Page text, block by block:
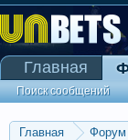
Главная Форум
Главная
Поиск сообщений